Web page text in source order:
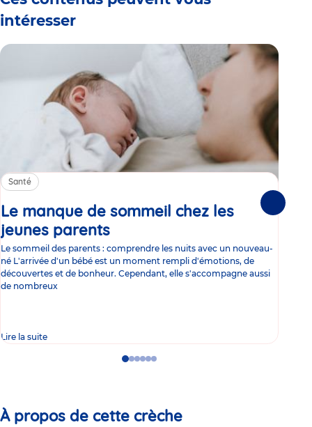
intéresser
Santé
Le manque de sommeil chez les
jeunes parents
Le sommeil des parents : comprendre les nuits avec un nouveau-
né L'arrivée d'un bébé est un moment rempli d'émotions, de
découvertes et de bonheur. Cependant, elle s'accompagne aussi
de nombreux
Lire la suite
GoGoGoGo
GoGo
À propos de cette crèche